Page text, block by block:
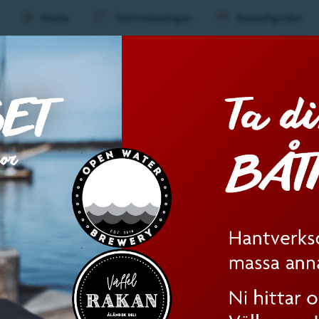
(nivå
1)